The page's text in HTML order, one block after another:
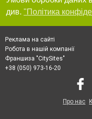
див. "Політика
Реклама на сайті
Робота в нашій компанії
Франшиза "CitySites"
+38 (050) 973-16-20
Про нас